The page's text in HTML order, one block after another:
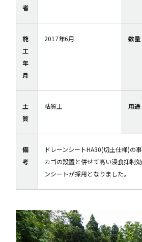
者
施
工
年
月
2017年6月 数量
土
質
粘質土 用途
備
考
ドレーンシートHA30(切土仕様)の事
カゴの設置と併せて高い浸食抑制
ンシートが採用となりました。